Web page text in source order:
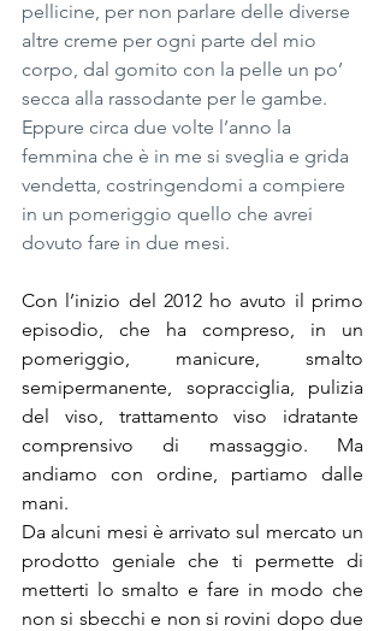
pellicine, per non parlare delle diverse
altre creme per ogni parte del mio
corpo, dal gomito con la pelle un po’
secca alla rassodante per le gambe.
Eppure circa due volte l’anno la
femmina che è in me si sveglia e grida
vendetta, costringendomi a compiere
in un pomeriggio quello che avrei
dovuto fare in due mesi.
Con l’inizio del 2012 ho avuto il primo
episodio, che ha compreso, in un
pomeriggio, manicure, smalto
semipermanente, sopracciglia, pulizia
del viso, trattamento viso idratante
comprensivo di massaggio. Ma
andiamo con ordine, partiamo dalle
mani.
Da alcuni mesi è arrivato sul mercato un
prodotto geniale che ti permette di
metterti lo smalto e fare in modo che
non si sbecchi e non si rovini dopo due